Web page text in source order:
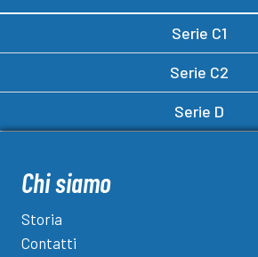
Serie C1
Serie C2
Serie D
Chi siamo
Storia
Contatti